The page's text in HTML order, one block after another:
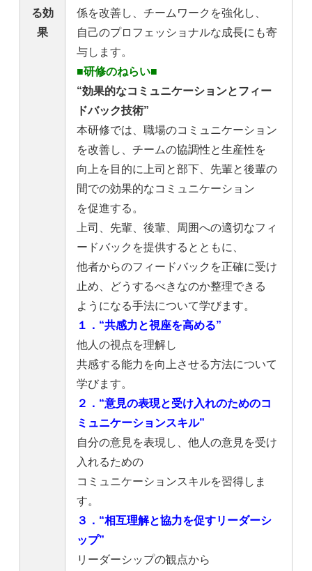
る効
果
係を改善し、チームワークを強化し、
自己のプロフェッショナルな成長にも寄
与します。
■研修のねらい■
“効果的なコミュニケーションとフィー
ドバック技術”
本研修では、職場のコミュニケーション
を改善し、チームの協調性と生産性を
向上を目的に上司と部下、先輩と後輩の
間での効果的なコミュニケーション
を促進する。
上司、先輩、後輩、周囲への適切なフィ
ードバックを提供するとともに、
他者からのフィードバックを正確に受け
止め、どうするべきなのか整理できる
ようになる手法について学びます。
１．“共感力と視座を高める”
他人の視点を理解し
共感する能力を向上させる方法について
学びます。
２．“意見の表現と受け入れのためのコ
ミュニケーションスキル”
自分の意見を表現し、他人の意見を受け
入れるための
コミュニケーションスキルを習得しま
す。
３．“相互理解と協力を促すリーダーシ
ップ”
リーダーシップの観点から